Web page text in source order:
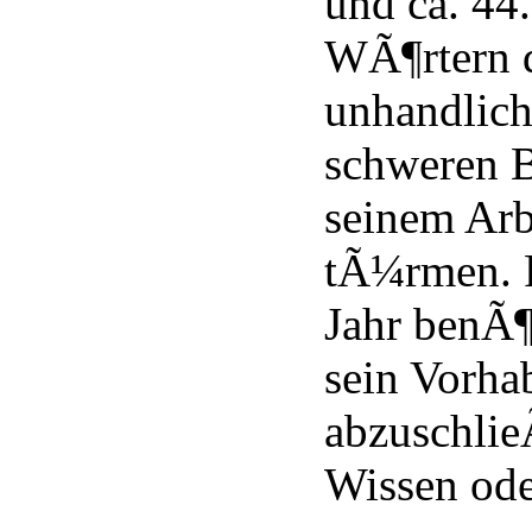
WÃ¶rtern
schweren
seinem
tÃ¼rmen.
Jahr
sein
Wissen